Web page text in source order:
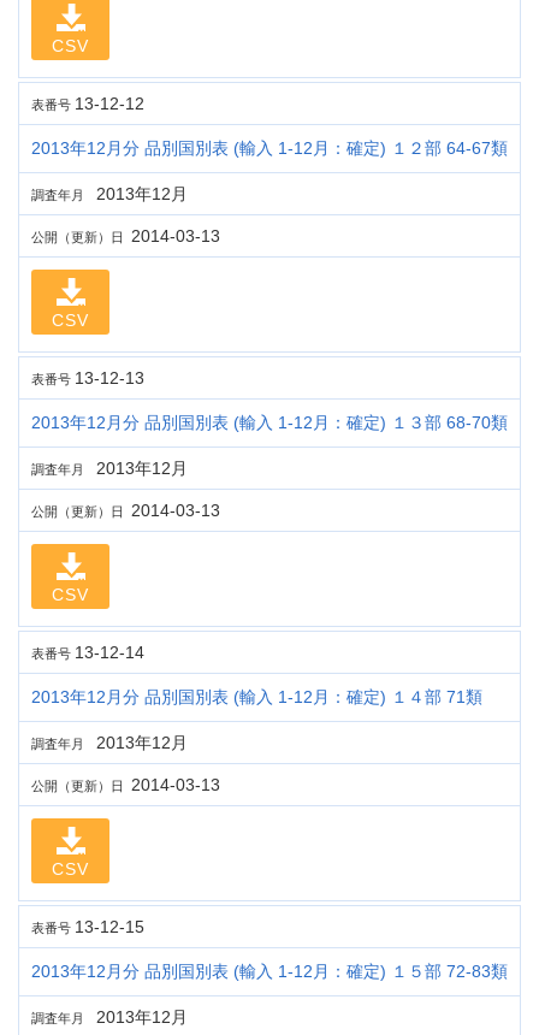
CSV
表番号 13-12-12
2013年12月分 品別国別表 (輸入 1-12月：確定) １２部 64-67類
調査年月 2013年12月
公開（更新）日 2014-03-13
CSV
表番号 13-12-13
2013年12月分 品別国別表 (輸入 1-12月：確定) １３部 68-70類
調査年月 2013年12月
公開（更新）日 2014-03-13
CSV
表番号 13-12-14
2013年12月分 品別国別表 (輸入 1-12月：確定) １４部 71類
調査年月 2013年12月
公開（更新）日 2014-03-13
CSV
表番号 13-12-15
2013年12月分 品別国別表 (輸入 1-12月：確定) １５部 72-83類
調査年月 2013年12月